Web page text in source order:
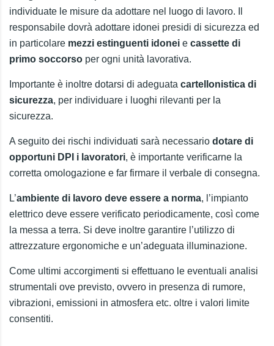
individuate le misure da adottare nel luogo di lavoro. Il
responsabile dovrà adottare idonei presidi di sicurezza ed
in particolare mezzi estinguenti idonei e cassette di
primo soccorso per ogni unità lavorativa.
Importante è inoltre dotarsi di adeguata cartellonistica di
sicurezza, per individuare i luoghi rilevanti per la
sicurezza.
A seguito dei rischi individuati sarà necessario dotare di
opportuni DPI i lavoratori, è importante verificarne la
corretta omologazione e far firmare il verbale di consegna.
L’ambiente di lavoro deve essere a norma, l’impianto
elettrico deve essere verificato periodicamente, così come
la messa a terra. Si deve inoltre garantire l’utilizzo di
attrezzature ergonomiche e un’adeguata illuminazione.
Come ultimi accorgimenti si effettuano le eventuali analisi
strumentali ove previsto, ovvero in presenza di rumore,
vibrazioni, emissioni in atmosfera etc. oltre i valori limite
consentiti.